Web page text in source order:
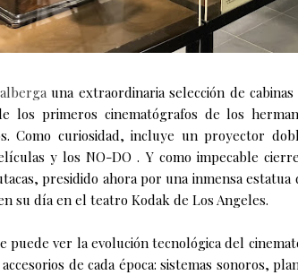
una extraordinaria selección de
los primeros cinematógrafos de losh
Como curiosidad, incluye un proyector
y los NO-DO. Y como impecable cierre
presidido ahora poruna inmensa
su día en el teatro Kodak de Los Angeles.
puede ver la evolución tecnológica del
de cada época: sistemas sonoros,